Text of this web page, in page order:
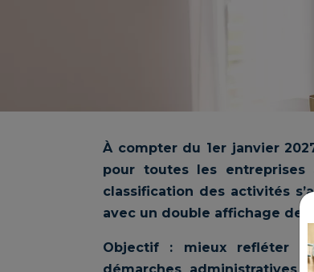
À compter du 1er janvier
pour toutes les entreprises
classification des activités
avec un double affichage des
Objectif : mieux refléter